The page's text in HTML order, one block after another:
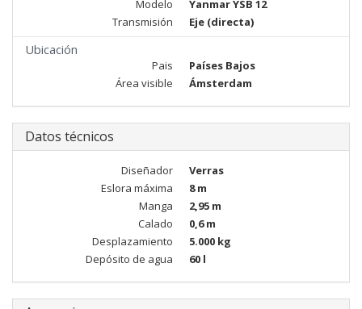
Modelo
Yanmar YSB 12
Transmisión
Eje (directa)
Ubicación
Pais
Países Bajos
Área visible
Ámsterdam
Datos técnicos
Diseñador
Verras
Eslora máxima
8 m
Manga
2,95 m
Calado
0,6 m
Desplazamiento
5.000 kg
Depósito de agua
60 l